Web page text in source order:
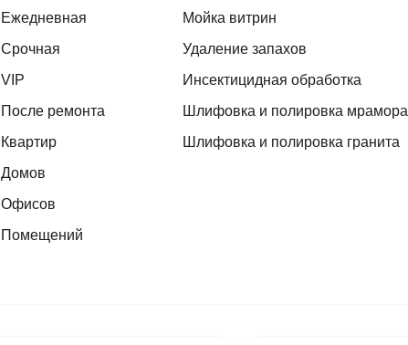
Ежедневная
Срочная
VIP
После ремонта
Квартир
Домов
Офисов
Помещений
Мойка витрин
Удаление запахов
Инсектицидная обработка
Шлифовка и полировка мрамора
Шлифовка и полировка гранита